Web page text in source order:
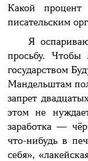
Какой
писательским
Я
просьбу. Чтобы
государством
Мандельштам
запрет
этом не
заработка —
что-нибудь в
себя»,